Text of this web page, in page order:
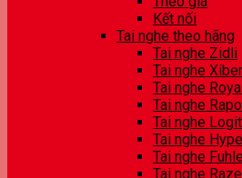
Kết nối
Tai nghe theo hãng
Tai nghe Zidli
Tai nghe
Tai nghe
Tai nghe
Tai nghe
Tai nghe
Tai nghe
Tai nghe